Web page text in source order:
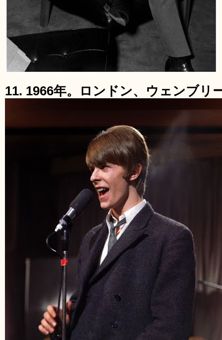
11. 1966年。ロンドン、ウェンブリ